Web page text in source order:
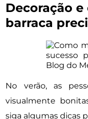
Decoração
barraca
No verão, as
visualmente
siga algumas dicas